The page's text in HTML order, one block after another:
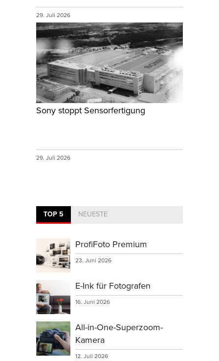
29. Juli 2026
Sony stoppt Sensorfertigung
29. Juli 2026
TOP 5 NEUESTE
ProfiFoto Premium
23. Juni 2026
E-Ink für Fotografen
16. Juni 2026
All-in-One-Superzoom-
Kamera
12. Juli 2026